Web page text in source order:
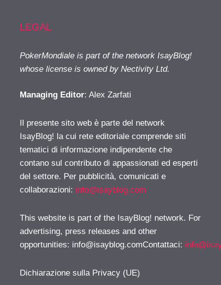
LEGAL
PokerMondiale is part of the network IsayBlog!
whose license is owned by Nectivity Ltd.
Managing Editor: Alex Zarfati
Il presente sito web è parte del network
IsayBlog! la cui rete editoriale comprende siti
tematici di informazione indipendente che
contano sul contributo di appassionati ed esperti
del settore. Per pubblicità, comunicati e
collaborazioni: info@isayblog.com
This website is part of the IsayBlog! network. For
advertising, press releases and other
opportunities: info@isayblog.comContattaci:
Dichiarazione sulla Privacy (UE)